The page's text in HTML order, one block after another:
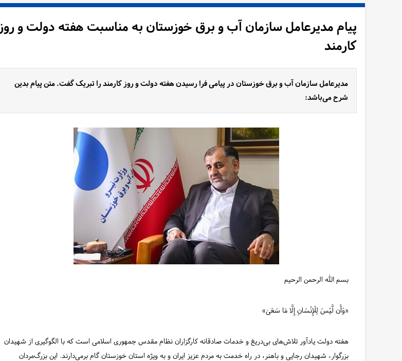
پیام مدیرعامل سازمان آب و برق خوزستان به مناسبت هفته دولت و روز
کارمند
مدیرعامل سازمان آب و برق خوزستان در پیامی فرا رسیدن هفته دولت و روز کارمند را تبریک گفت. متن پیام بدین
شرح می‌باشد:
بسم الله الرحمن الرحیم
«وَأَن لَّیْسَ لِلْإِنْسَانِ إِلَّا مَا سَعَىٰ»
هفته دولت یادآور تلاش‌های بی‌دریغ و خدمات صادقانه کارگزاران نظام مقدس جمهوری اسلامی است که با الگوگیری از شهیدان
بزرگوار، شهیدان رجایی و باهنر، در راه خدمت به مردم عزیز ایران و به ویژه استان خوزستان گام برمی‌دارند. این بزرگ‌مردان